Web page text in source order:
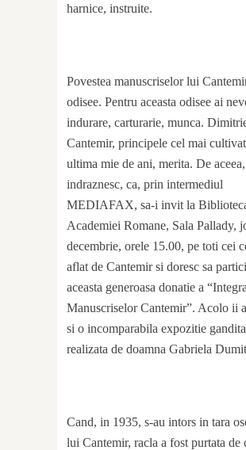
harnice, instruite.
Povestea manuscriselor lui
odisee. Pentru aceasta odisee ai
indurare, carturarie, munca.
Cantemir, principele cel mai
ultima mie de ani, merita. De aceea,
indraznesc, ca, prin intermediul
MEDIAFAX, sa-i invit la
Academiei Romane, Sala Pallady,
decembrie, orele 15.00, pe toti cei
aflat de Cantemir si doresc sa
aceasta generoasa donatie a
Manuscriselor Cantemir”. Acolo ii
si o incomparabila expozitie
realizata de doamna Gabriela
Cand, in 1935, s-au intors in tara
lui Cantemir, racla a fost purtata de